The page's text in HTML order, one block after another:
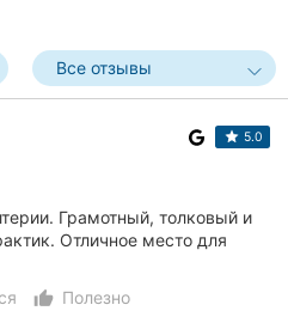
Все отзывы
5.0
Грамотный, толковый и
Отличное место для
thumb_up_alt
Полезно